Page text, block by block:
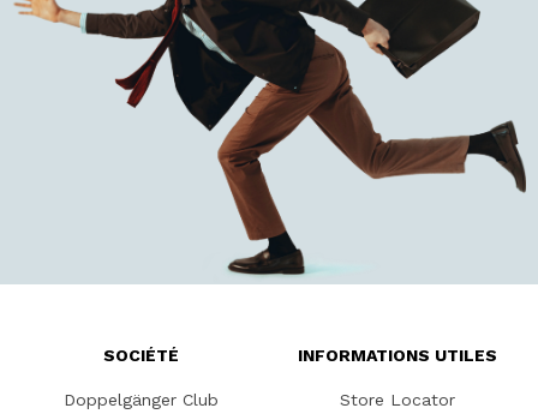
SOCIÉTÉ
Doppelgänger Club
INFORMATIONS UTILES
Store Locator